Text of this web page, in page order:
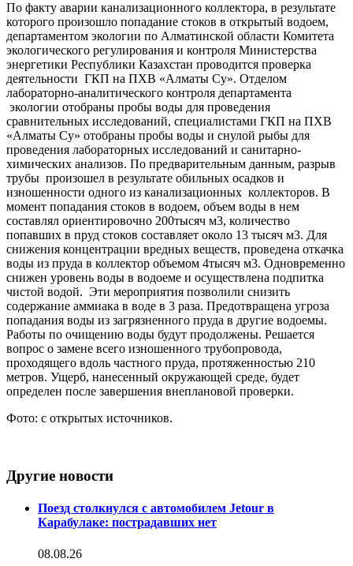
По факту аварии канализационного коллектора, в результате
которого произошло попадание стоков в открытый водоем,
департаментом экологии по Алматинской области Комитета
экологического регулирования и контроля Министерства
энергетики Республики Казахстан проводится проверка
деятельности ГКП на ПХВ «Алматы Су». Отделом
лабораторно-аналитического контроля департамента
экологии отобраны пробы воды для проведения
сравнительных исследований, специалистами ГКП на ПХВ
«Алматы Су» отобраны пробы воды и снулой рыбы для
проведения лабораторных исследований и санитарно-
химических анализов. По предварительным данным, разрыв
трубы произошел в результате обильных осадков и
изношенности одного из канализационных коллекторов. В
момент попадания стоков в водоем, объем воды в нем
составлял ориентировочно 200тысяч м3, количество
попавших в пруд стоков составляет около 13 тысяч м3. Для
снижения концентрации вредных веществ, проведена откачка
воды из пруда в коллектор объемом 4тысяч м3. Одновременно
снижен уровень воды в водоеме и осуществлена подпитка
чистой водой. Эти мероприятия позволили снизить
содержание аммиака в воде в 3 раза. Предотвращена угроза
попадания воды из загрязненного пруда в другие водоемы.
Работы по очищению воды будут продолжены. Решается
вопрос о замене всего изношенного трубопровода,
проходящего вдоль частного пруда, протяженностью 210
метров. Ущерб, нанесенный окружающей среде, будет
определен после завершения внеплановой проверки.
Фото: с открытых источников.
Другие новости
Поезд столкнулся с автомобилем Jetour в
Карабулаке: пострадавших нет
08.08.26